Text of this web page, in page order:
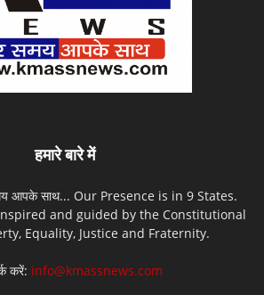
हमारे बारे में
आपके साथ... Our Presence is in 9 States.
and guided by the Constitutional
Equality, Justice and Fraternity.
करें: info@kmassnews.com